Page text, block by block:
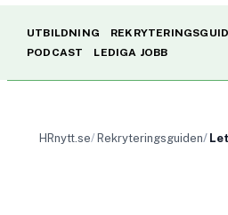
UTBILDNING
PODCAST
LEDIGA JOBB
HRnytt.se Rekryteringsguiden